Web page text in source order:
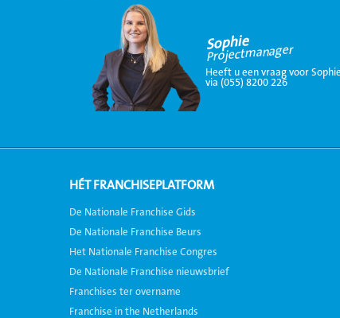
Sophie
Projectmanager
Heeft u een vraag voor
via (055) 8200 226
HÉT FRANCHISEPLATFORM
De Nationale Franchise Gids
De Nationale Franchise Beurs
Het Nationale Franchise Congres
De Nationale Franchise nieuwsbrief
Franchises ter overname
Franchise in the Netherlands